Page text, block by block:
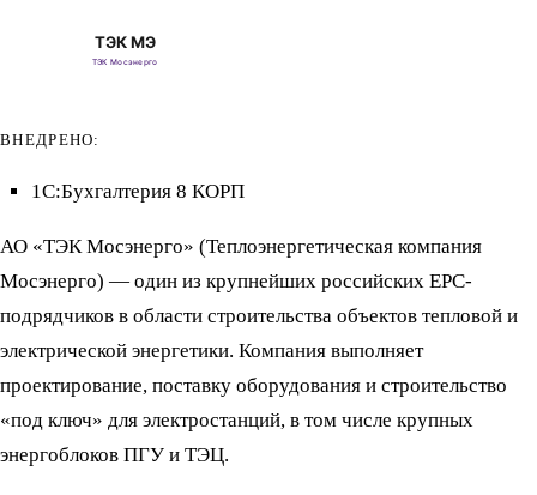
ВНЕДРЕНО:
1С:Бухгалтерия 8 КОРП
АО «ТЭК Мосэнерго» (Теплоэнергетическая компания
Мосэнерго) — один из крупнейших российских EPC-
подрядчиков в области строительства объектов тепловой и
электрической энергетики. Компания выполняет
проектирование, поставку оборудования и строительство
«под ключ» для электростанций, в том числе крупных
энергоблоков ПГУ и ТЭЦ.